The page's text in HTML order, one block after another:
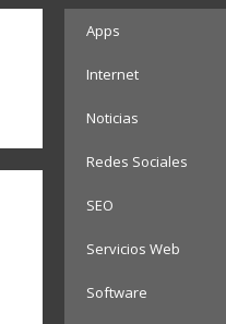
Apps
Internet
Noticias
Redes Sociales
SEO
Servicios Web
Software